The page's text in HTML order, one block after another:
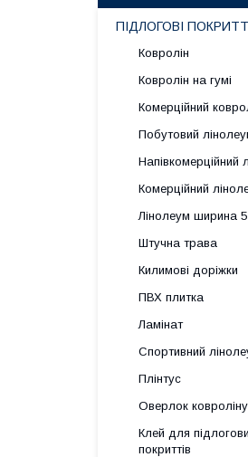
ПІДЛОГОВІ
Ковролін
Ковролін на гумі
Комерційний
Побутовий
Напівкомерційний
Комерційний
Лінолеум ширина 5
Штучна трава
Килимові доріжки
ПВХ плитка
Ламінат
Спортивний
Плінтус
Оверлок ковроліну
Клей для
покриттів